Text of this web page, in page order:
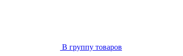
В группу товаров